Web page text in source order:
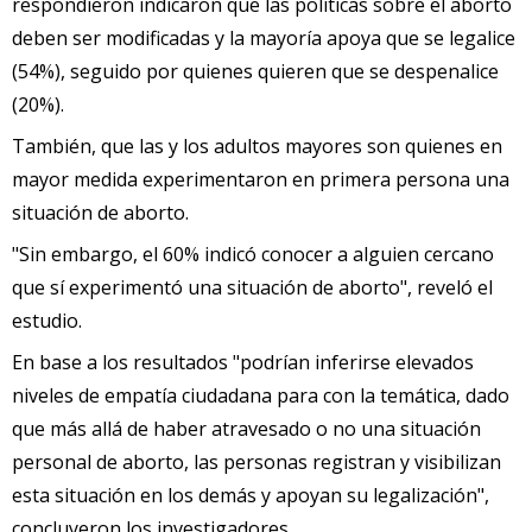
deben ser modificadas y la mayoría apoya que se legalice
(54%), seguido por quienes quieren que se despenalice
(20%).
También, que las y los adultos mayores son quienes en
mayor medida experimentaron en primera persona una
situación de aborto.
"Sin embargo, el 60% indicó conocer a alguien cercano
que sí experimentó una situación de aborto", reveló el
estudio.
En base a los resultados "podrían inferirse elevados
niveles de empatía ciudadana para con la temática, dado
que más allá de haber atravesado o no una situación
personal de aborto, las personas registran y visibilizan
esta situación en los demás y apoyan su legalización",